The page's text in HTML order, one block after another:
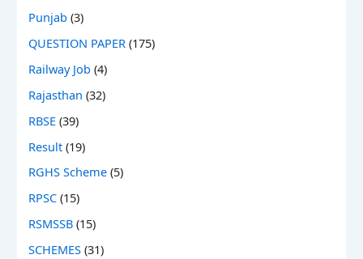
Punjab (3)
QUESTION PAPER (175)
Railway Job (4)
Rajasthan (32)
RBSE (39)
Result (19)
RGHS Scheme (5)
RPSC (15)
RSMSSB (15)
SCHEMES (31)